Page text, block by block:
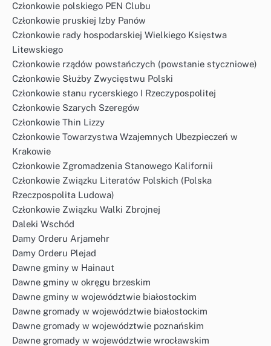
Członkowie polskiego PEN Clubu
Członkowie pruskiej Izby Panów
Członkowie rady hospodarskiej Wielkiego Księstwa
Litewskiego
Członkowie rządów powstańczych (powstanie styczniowe)
Członkowie Służby Zwycięstwu Polski
Członkowie stanu rycerskiego I Rzeczypospolitej
Członkowie Szarych Szeregów
Członkowie Thin Lizzy
Członkowie Towarzystwa Wzajemnych Ubezpieczeń w
Krakowie
Członkowie Zgromadzenia Stanowego Kalifornii
Członkowie Związku Literatów Polskich (Polska
Rzeczpospolita Ludowa)
Członkowie Związku Walki Zbrojnej
Daleki Wschód
Damy Orderu Arjamehr
Damy Orderu Plejad
Dawne gminy w Hainaut
Dawne gminy w okręgu brzeskim
Dawne gminy w województwie białostockim
Dawne gromady w województwie białostockim
Dawne gromady w województwie poznańskim
Dawne gromady w województwie wrocławskim